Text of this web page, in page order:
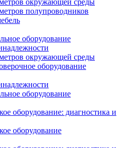
окружающей среды
полупроводников
оборудование
окружающей среды
оборудование
оборудование
оборудование: диагностика и
оборудование